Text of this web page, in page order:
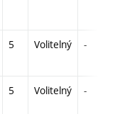
5 Volitelný -
5 Volitelný -